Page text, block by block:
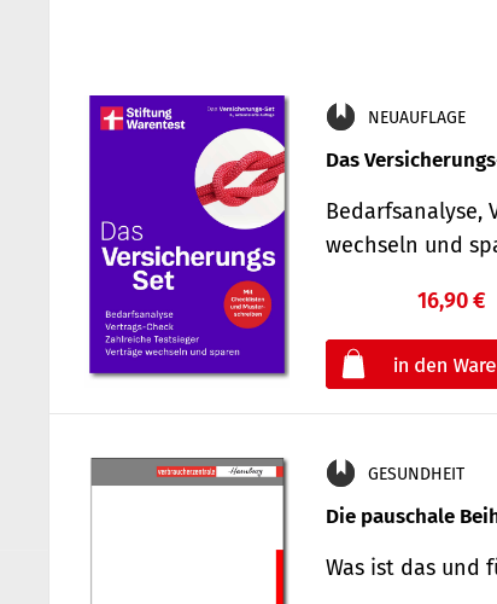
NEUAUFLAGE
Das
Bedarfsanalyse,
wechseln und
16,90 €
GESUNDHEIT
Die pauschale
Was ist das und